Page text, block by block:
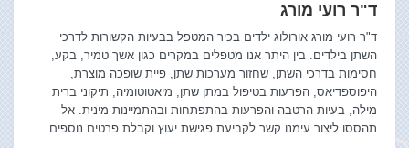
ד"ר רועי מורג
ד"ר רועי מורג אורולוג ילדים בכיר המטפל בבעיות הקשורות לדרכי
השתן בילדים. בין היתר אנו מטפלים במקרים כגון אשך טמיר, בקע,
חסימות בדרכי השתן, שחזור מערכות שתן, פיית שופכה מוצרת,
היפוספדיאס, הפרעות בטיפול במתן שתן, מיאטוטומיה, תיקוני ברית
מילה, בעיות הרטבה והפרעות בהתפתחות ובהתמיינות מינית. אל
תהססו ליצור עימנו קשר לקביעת פגישת יעוץ וקבלת פרטים נוספים